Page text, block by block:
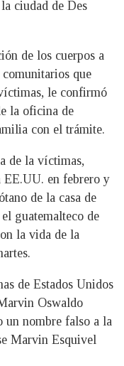
ciudad de Des
de los cuerpos a
que
le confirmó
la oficina de
con el trámite.
de la víctimas,
en febrero y
de la casa de
guatemalteco de
la vida de la
de Estados Unidos
Oswaldo
un nombre falso a la
Marvin Esquivel